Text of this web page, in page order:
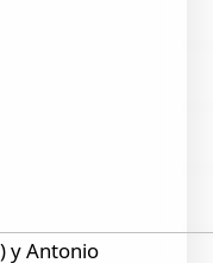
y Antonio